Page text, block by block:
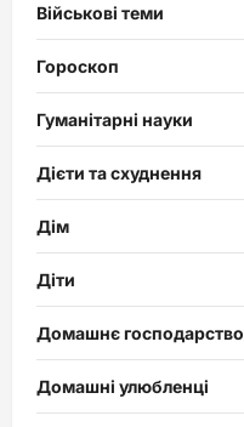
Військові теми
Гороскоп
Гуманітарні науки
Дієти та схуднення
Дім
Діти
Домашнє господарство
Домашні улюбленці